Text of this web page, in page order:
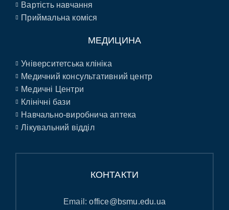
Вартість навчання
Приймальна коміся
МЕДИЦИНА
Університетська клініка
Медичний консультативний центр
Медичні Центри
Клінічні бази
Навчально-виробнича аптека
Лікувальний відділ
КОНТАКТИ
Email:office@bsmu.edu.ua